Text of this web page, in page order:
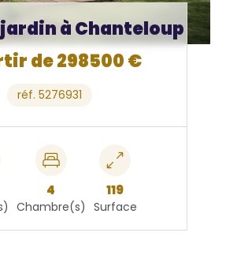
jardin à Chanteloup
de 298500 €
réf. 5276931
4
Chambre(s)
119
Surface